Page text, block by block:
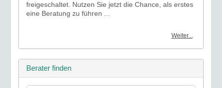
freigeschaltet. Nutzen Sie jetzt die Chance, als erstes
eine Beratung zu führen ...
Weiter...
Berater finden